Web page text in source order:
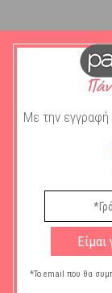
ΠΛΗΡΟΦΟΡΊΕΣ
Ο
Με την
Είμαι
*Το email που θα